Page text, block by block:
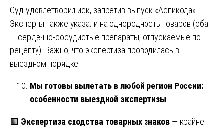
Суд удовлетворил иск, запретив выпуск «Аспикода».
Эксперты также указали на однородность товаров (оба
— сердечно-сосудистые препараты, отпускаемые по
рецепту). Важно, что экспертиза проводилась в
выездном порядке.
Мы готовы вылетать в любой регион России:
особенности выездной экспертизы
🟩 Экспертиза сходства товарных знаков — крайне